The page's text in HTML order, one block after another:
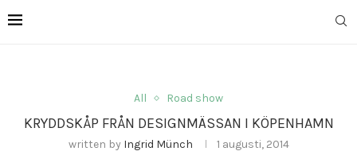
All Road show
KRYDDSKÅP FRÅN DESIGNMÄSSAN I KÖPENHAMN
written by Ingrid Münch 1 augusti, 2014